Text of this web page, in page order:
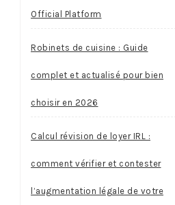
Official Platform
Robinets de cuisine : Guide
complet et actualisé pour bien
choisir en 2026
Calcul révision de loyer IRL :
comment vérifier et contester
l’augmentation légale de votre